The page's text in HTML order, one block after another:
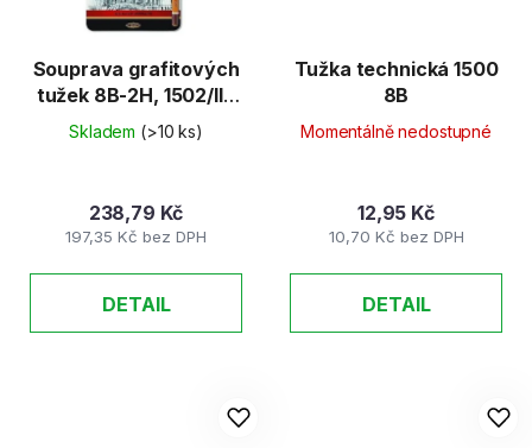
Souprava grafitových
tužek 8B-2H, 1502/II -
12ks
Skladem (>10 ks)
197,35 Kč bez DPH
238,79 Kč
DETAIL
Tužka technická 1500
8B
Momentálně nedostupné
10,70 Kč bez DPH
12,95 Kč
DETAIL